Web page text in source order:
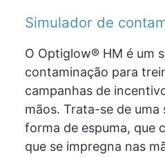
Simulador de
O Optiglow® HM é um
contaminação para
campanhas de
mãos. Trata-se de uma
forma de espuma, que
que se impregna nas